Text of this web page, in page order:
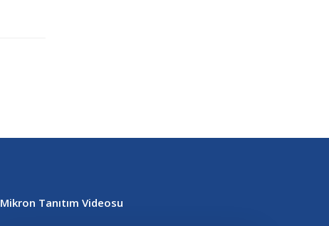
Mikron Tanıtım Videosu